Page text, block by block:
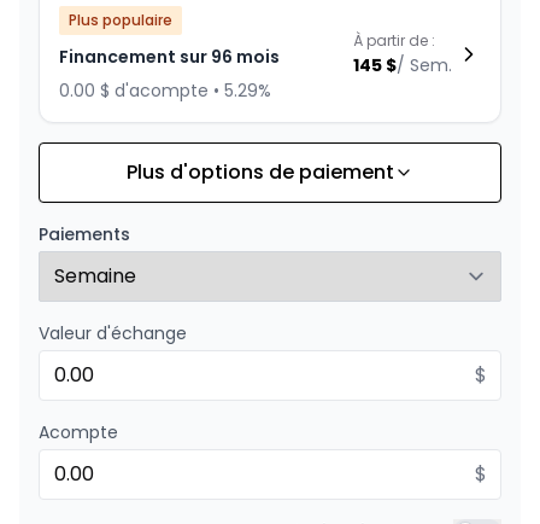
Plus populaire
Financement sur 96 mois
0.00 $ d'acompte • 5.29%
À partir de :
145 $/ Sem.
Financement sur 84 mois
0.00 $ d'acompte • 4.99%
À partir de :
Financement sur 72 mois
Financement sur 72 mois
0.00 $ d'acompte • 4.99%
À partir de :
Financement sur 60 mois
Plus d'options de paiement
Paiements
Valeur d'échange
$
Acompte
$